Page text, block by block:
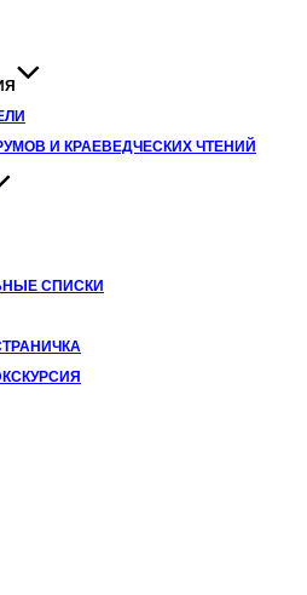
И КРАЕВЕДЧЕСКИХ ЧТЕНИЙ
СПИСКИ